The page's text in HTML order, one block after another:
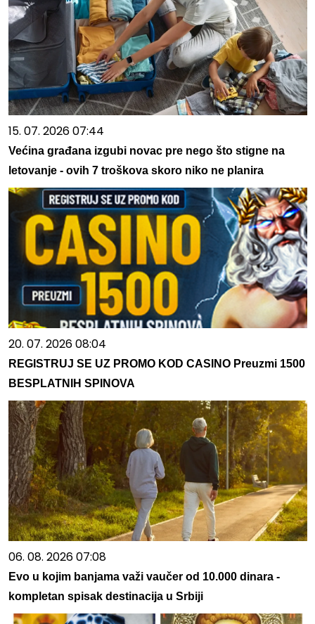
15. 07. 2026 07:44
Većina građana izgubi novac pre nego što stigne na
letovanje - ovih 7 troškova skoro niko ne planira
20. 07. 2026 08:04
REGISTRUJ SE UZ PROMO KOD CASINO Preuzmi 1500
BESPLATNIH SPINOVA
06. 08. 2026 07:08
Evo u kojim banjama važi vaučer od 10.000 dinara -
kompletan spisak destinacija u Srbiji